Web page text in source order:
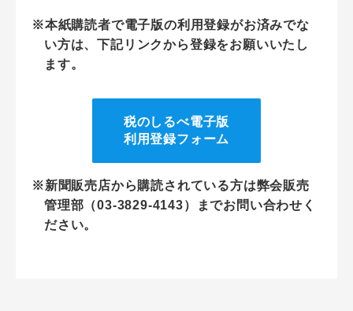
※本紙購読者で電子版の利用登録がお済みでな
い方は、下記リンクから登録をお願いいたし
ます。
税のしるべ電子版
利用登録フォーム
※新聞販売店から購読されている方は弊会販売
管理部（03-3829-4143）までお問い合わせく
ださい。